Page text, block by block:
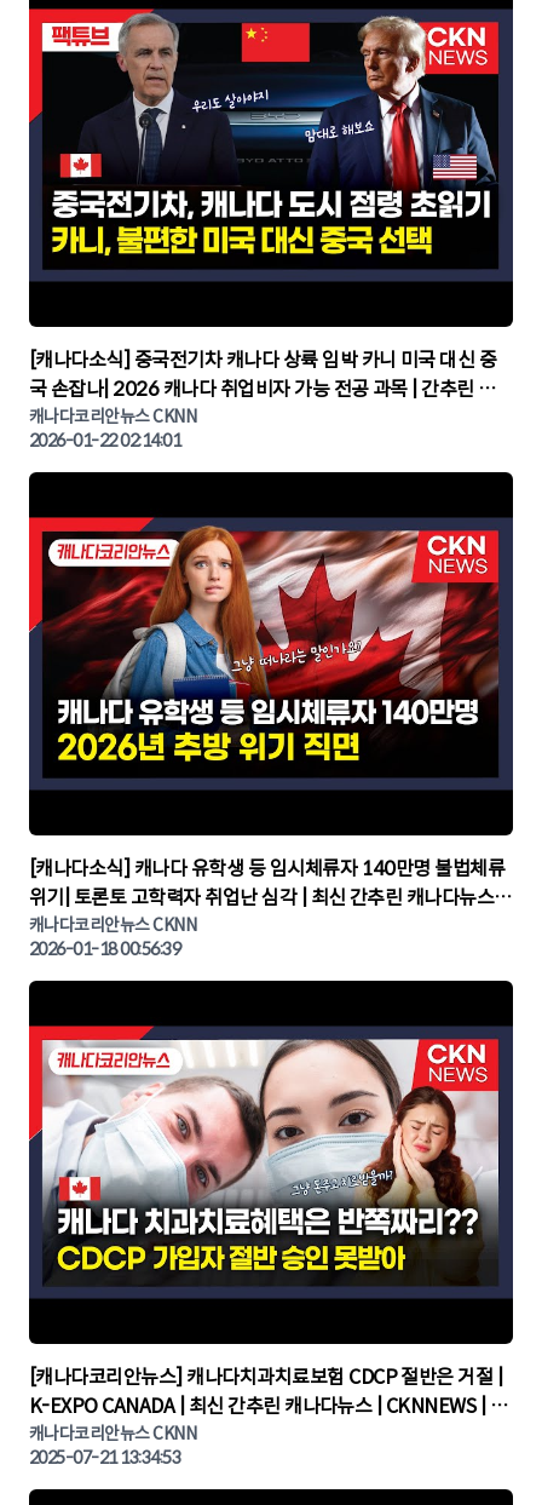
▶
[캐나다소식] 중국전기차 캐나다 상륙 임박 카니 미국 대신 중
국 손잡나| 2026 캐나다 취업비자 가능 전공 과목 | 간추린 캐
나다뉴스 | CKNNEWS, 캐나다코리안뉴스
캐나다코리안뉴스 CKNN
2026-01-22 02:14:01
▶
[캐나다소식] 캐나다 유학생 등 임시체류자 140만명 불법체류
위기| 토론토 고학력자 취업난 심각 | 최신 간추린 캐나다뉴스 |
CKNNEWS, 캐나다코리안뉴스
캐나다코리안뉴스 CKNN
2026-01-18 00:56:39
▶
[캐나다코리안뉴스] 캐나다치과치료보험 CDCP 절반은 거절 |
K-EXPO CANADA | 최신 간추린 캐나다뉴스 | CKNNEWS | 캐
나다뉴스 | 토론토뉴스
캐나다코리안뉴스 CKNN
2025-07-21 13:34:53